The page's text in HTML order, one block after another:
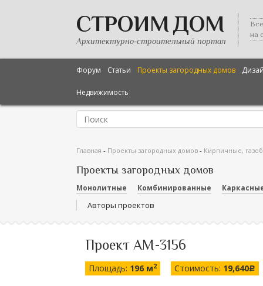
СТРОИМ ДОМ
Архитектурно-строительный портал
на
Форум Статьи Проекты загородных домов
Недвижимость
Главная - Проекты загородных домов - Кирпичные,
Проекты загородных домов
Монолитные Комбинированные
Авторы проектов
Проект AM-3156
Площадь: 196 м2 Стоимость: 19,640c